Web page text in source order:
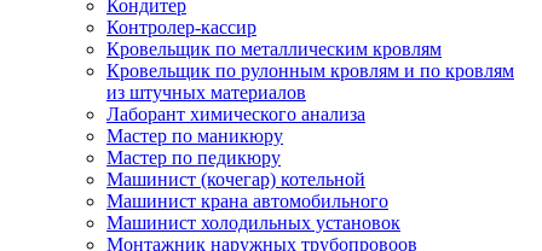
Кондитер
Контролер-кассир
Кровельщик по металлическим кровлям
Кровельщик по рулонным кровлям и по кровлям
из штучных материалов
Лаборант химического анализа
Мастер по маникюру
Мастер по педикюру
Машинист (кочегар) котельной
Машинист крана автомобильного
Машинист холодильных установок
Монтажник наружных трубопровоов